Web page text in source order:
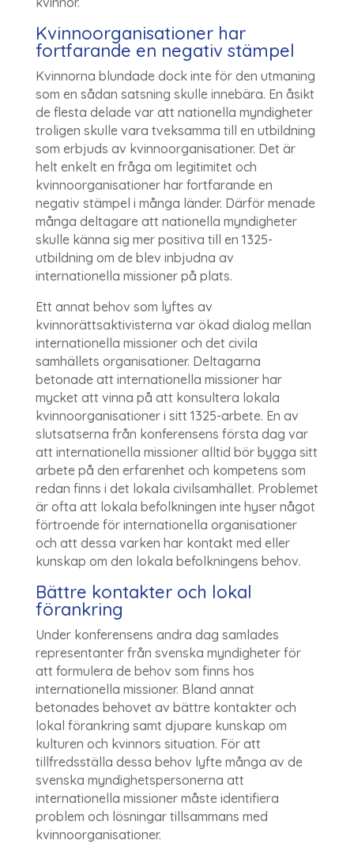
Kvinnoorganisationer har
fortfarande en negativ stämpel
Kvinnorna blundade dock inte för den utmaning
som en sådan satsning skulle innebära. En åsikt
de flesta delade var att nationella myndigheter
troligen skulle vara tveksamma till en utbildning
som erbjuds av kvinnoorganisationer. Det är
helt enkelt en fråga om legitimitet och
kvinnoorganisationer har fortfarande en
negativ stämpel i många länder. Därför menade
många deltagare att nationella myndigheter
skulle känna sig mer positiva till en 1325-
utbildning om de blev inbjudna av
internationella missioner på plats.
Ett annat behov som lyftes av
kvinnorättsaktivisterna var ökad dialog mellan
internationella missioner och det civila
samhällets organisationer. Deltagarna
betonade att internationella missioner har
mycket att vinna på att konsultera lokala
kvinnoorganisationer i sitt 1325-arbete. En av
slutsatserna från konferensens första dag var
att internationella missioner alltid bör bygga sitt
arbete på den erfarenhet och kompetens som
redan finns i det lokala civilsamhället. Problemet
är ofta att lokala befolkningen inte hyser något
förtroende för internationella organisationer
och att dessa varken har kontakt med eller
kunskap om den lokala befolkningens behov.
Bättre kontakter och lokal
förankring
Under konferensens andra dag samlades
representanter från svenska myndigheter för
att formulera de behov som finns hos
internationella missioner. Bland annat
betonades behovet av bättre kontakter och
lokal förankring samt djupare kunskap om
kulturen och kvinnors situation. För att
tillfredsställa dessa behov lyfte många av de
svenska myndighetspersonerna att
internationella missioner måste identifiera
problem och lösningar tillsammans med
kvinnoorganisationer.